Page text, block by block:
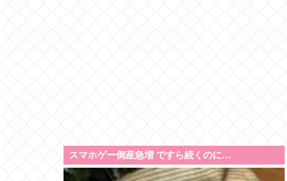
スマホゲー倒産急増 ですら続くのに…